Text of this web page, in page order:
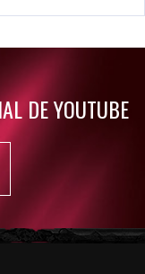
Resident Evil 9
DE YOUTUBE